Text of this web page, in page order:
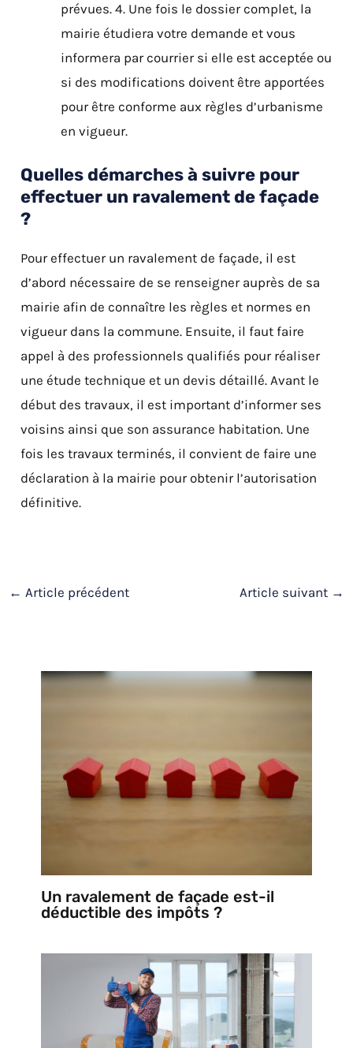
prévues. 4. Une fois le dossier complet, la
mairie étudiera votre demande et vous
informera par courrier si elle est acceptée ou
si des modifications doivent être apportées
pour être conforme aux règles d’urbanisme
en vigueur.
Quelles démarches à suivre pour
effectuer un ravalement de façade
?
Pour effectuer un ravalement de façade, il est
d’abord nécessaire de se renseigner auprès de sa
mairie afin de connaître les règles et normes en
vigueur dans la commune. Ensuite, il faut faire
appel à des professionnels qualifiés pour réaliser
une étude technique et un devis détaillé. Avant le
début des travaux, il est important d’informer ses
voisins ainsi que son assurance habitation. Une
fois les travaux terminés, il convient de faire une
déclaration à la mairie pour obtenir l’autorisation
définitive.
← Article précédent Article suivant →
Un ravalement de façade est-il
déductible des impôts ?